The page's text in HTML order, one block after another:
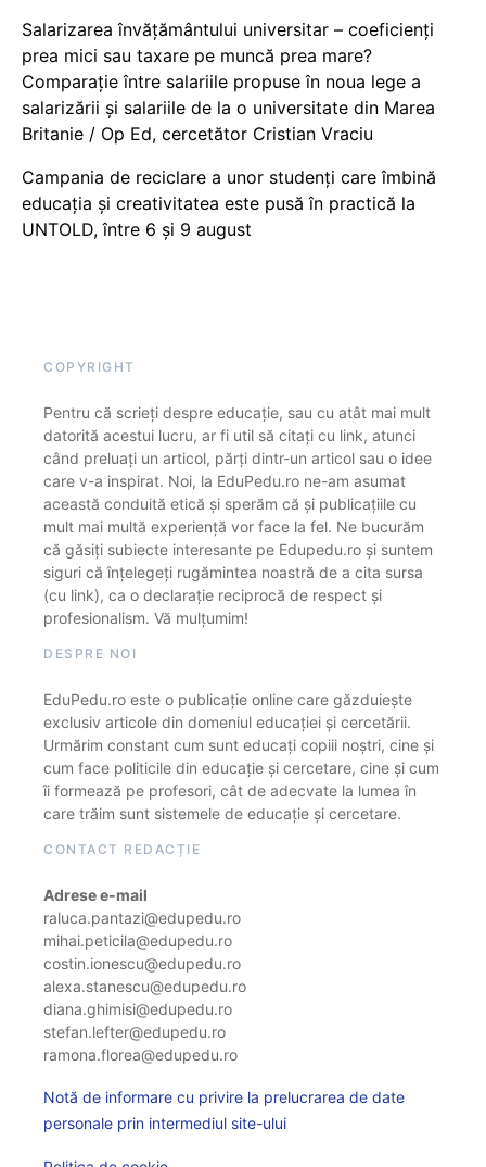
Salarizarea învățământului universitar – coeficienți
prea mici sau taxare pe muncă prea mare?
Comparație între salariile propuse în noua lege a
salarizării și salariile de la o universitate din Marea
Britanie / Op Ed, cercetător Cristian Vraciu
Campania de reciclare a unor studenți care îmbină
educația și creativitatea este pusă în practică la
UNTOLD, între 6 și 9 august
COPYRIGHT
Pentru că scrieți despre educație, sau cu atât mai mult
datorită acestui lucru, ar fi util să citați cu link, atunci
când preluați un articol, părți dintr-un articol sau o idee
care v-a inspirat. Noi, la EduPedu.ro ne-am asumat
această conduită etică și sperăm că și publicațiile cu
mult mai multă experiență vor face la fel. Ne bucurăm
că găsiți subiecte interesante pe Edupedu.ro și suntem
siguri că înțelegeți rugămintea noastră de a cita sursa
(cu link), ca o declarație reciprocă de respect și
profesionalism. Vă mulțumim!
DESPRE NOI
EduPedu.ro este o publicație online care găzduiește
exclusiv articole din domeniul educației și cercetării.
Urmărim constant cum sunt educați copiii noștri, cine și
cum face politicile din educație și cercetare, cine și cum
îi formează pe profesori, cât de adecvate la lumea în
care trăim sunt sistemele de educație și cercetare.
CONTACT REDACȚIE
Adrese e-mail
raluca.pantazi@edupedu.ro
mihai.peticila@edupedu.ro
costin.ionescu@edupedu.ro
alexa.stanescu@edupedu.ro
diana.ghimisi@edupedu.ro
stefan.lefter@edupedu.ro
ramona.florea@edupedu.ro
Notă de informare cu privire la prelucrarea de date
personale prin intermediul site-ului